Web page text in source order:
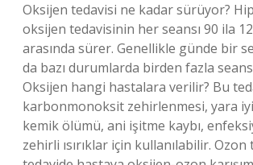
Oksijen tedavisi ne kadar sürüyor?
oksijen tedavisinin her seansı 90 ila
arasında sürer. Genellikle günde bir
da bazı durumlarda birden fazla
Oksijen hangi hastalara verilir? Bu
karbonmonoksit zehirlenmesi, yara
kemik ölümü, ani işitme kaybı,
zehirli ısırıklar için kullanılabilir. Ozon